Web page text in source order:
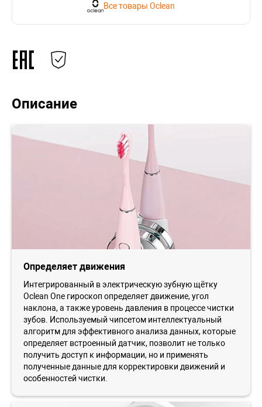
Все товары Oclean
Описание
Определяет движения
Интегрированный в электрическую зубную щётку
Oclean One гироскоп определяет движение, угол
наклона, а также уровень давления в процессе чистки
зубов. Используемый чипсетом интеллектуальный
алгоритм для эффективного анализа данных, которые
определяет встроенный датчик, позволит не только
получить доступ к информации, но и применять
полученные данные для корректировки движений и
особенностей чистки.